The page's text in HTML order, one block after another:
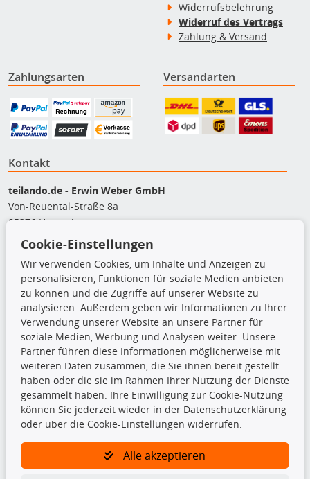
Widerrufsbelehrung
Widerruf des Vertrags
Zahlung & Versand
Zahlungsarten Versandarten
Kontakt
teilando.de - Erwin Weber GmbH
Von-Reuental-Straße 8a
85376 Hetzenhausen
+49 (0) 8165 / 5093200
Top Produkte
Beleuchtung
Bremsbeläge
Bremsscheiben
Kupplungssatz
Querlenker
Radlager
Stoßdämpfer
TecDoc Inside
Cookie-Einstellungen
Wir verwenden Cookies, um Inhalte und Anzeigen zu
personalisieren, Funktionen für soziale Medien anbieten
zu können und die Zugriffe auf unserer Website zu
analysieren. Außerdem geben wir Informationen zu Ihrer
Verwendung unserer Website an unsere Partner für
soziale Medien, Werbung und Analysen weiter. Unsere
Partner führen diese Informationen möglicherweise mit
weiteren Daten zusammen, die Sie ihnen bereit gestellt
haben oder die sie im Rahmen Ihrer Nutzung der Dienste
gesammelt haben. Ihre Einwilligung zur Cookie-Nutzung
können Sie jederzeit wieder in der Datenschutzerklärung
oder über die Cookie-Einstellungen widerrufen.
Alle akzeptieren